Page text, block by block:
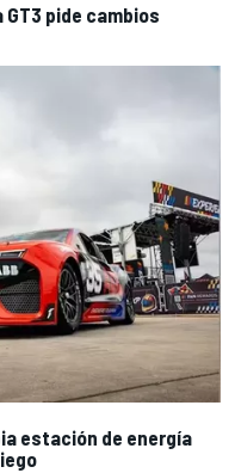
pide cambios
estación de energía